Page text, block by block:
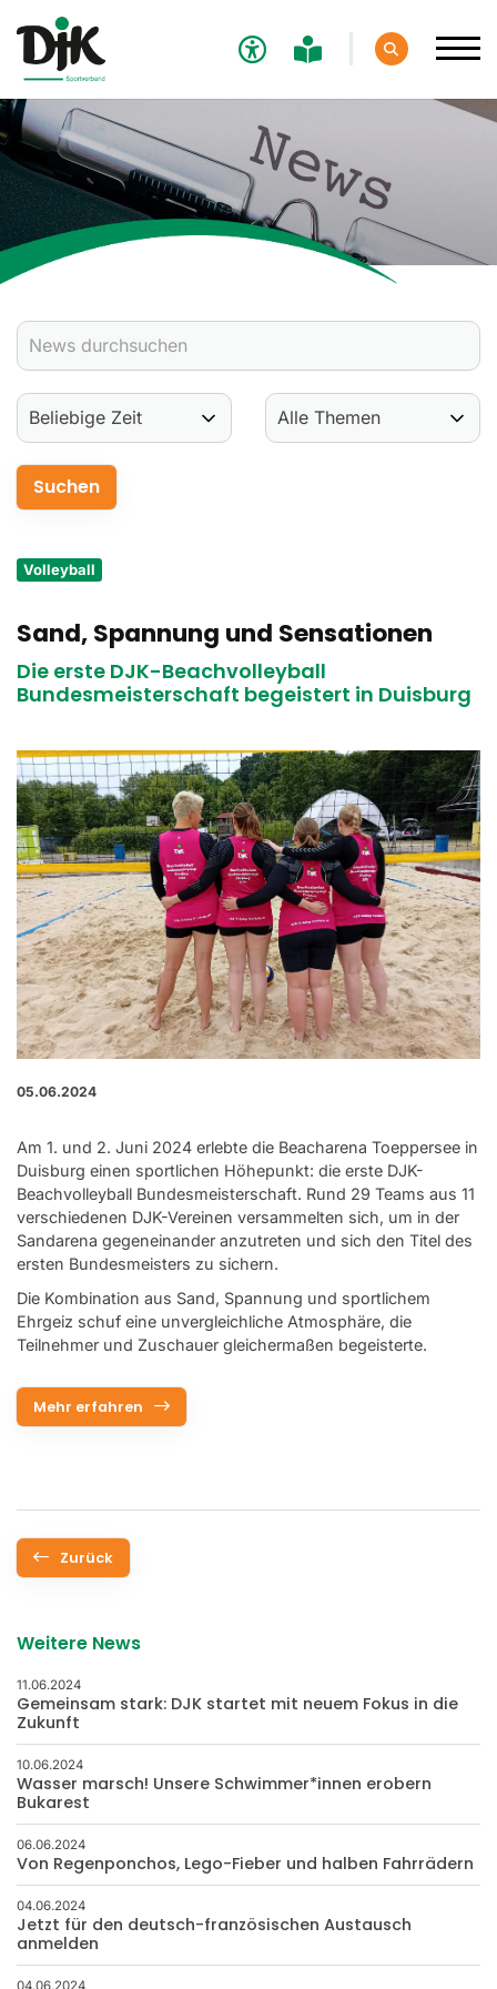
Volleyball
Sand, Spannung und Sensationen
Die erste DJK-Beachvolleyball
Bundesmeisterschaft begeistert in Duisburg
05.06.2024
Am 1. und 2. Juni 2024 erlebte die Beacharena Toeppersee in
Duisburg einen sportlichen Höhepunkt: die erste DJK-
Beachvolleyball Bundesmeisterschaft. Rund 29 Teams aus 11
verschiedenen DJK-Vereinen versammelten sich, um in der
Sandarena gegeneinander anzutreten und sich den Titel des
ersten Bundesmeisters zu sichern.
Die Kombination aus Sand, Spannung und sportlichem
Ehrgeiz schuf eine unvergleichliche Atmosphäre, die
Teilnehmer und Zuschauer gleichermaßen begeisterte.
Mehr erfahren
Zurück
Weitere News
11.06.2024
Gemeinsam stark: DJK startet mit neuem Fokus in die
Zukunft
10.06.2024
Wasser marsch! Unsere Schwimmer*innen erobern
Bukarest
06.06.2024
Von Regenponchos, Lego-Fieber und halben Fahrrädern
04.06.2024
Jetzt für den deutsch-französischen Austausch
anmelden
Verband
Aktuelles
Verbands-News
Termine
Verantwortung
Aus- und Fortbildungen
Kontakt
Bundessportfest '26